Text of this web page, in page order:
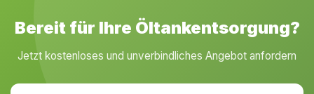
Bereit für Ihre Öltankentsorgung?
Jetzt kostenloses und unverbindliches Angebot anfordern